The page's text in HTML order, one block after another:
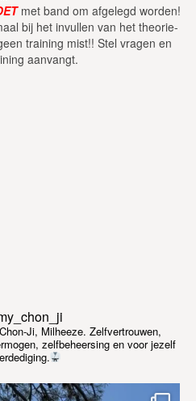
met band om afgelegd worden!
bij het invullen van het theorie-
training mist!! Stel vragen en
aanvangt.
Ji, Milheeze. Zelfvertrouwen,
zelfbeheersing en voor jezelf